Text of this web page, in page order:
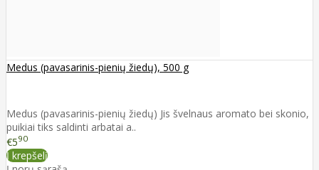
Medus (pavasarinis-pienių žiedų), 500 g
Medus (pavasarinis-pienių žiedų) Jis švelnaus aromato bei skonio,
puikiai tiks saldinti arbatai a..
€590
Į krepšelį